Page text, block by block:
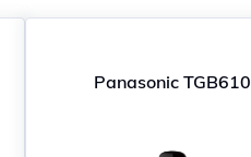
Panasonic TGB610